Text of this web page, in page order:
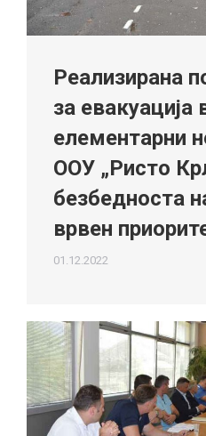
Реализирана
за евакуација
елементарни
ООУ „Ристо
безбедноста
врвен
01.12.2022